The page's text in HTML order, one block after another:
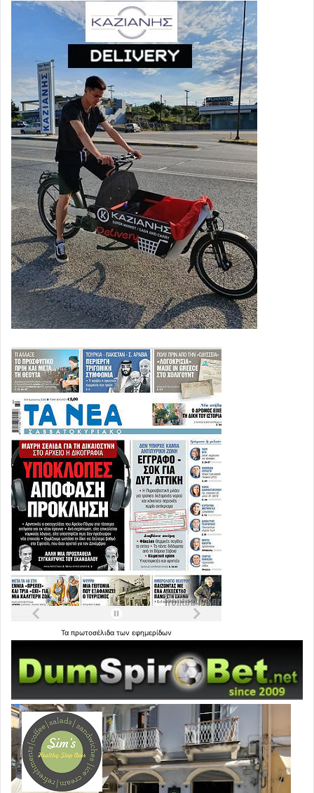
Τα πρωτοσέλιδα των εφημερίδων